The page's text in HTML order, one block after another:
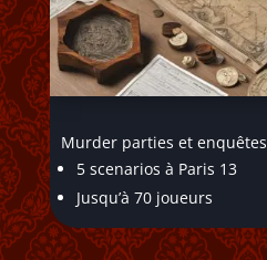
Murder parties et enquêtes
5 scenarios à Paris 13
Jusqu’à 70 joueurs